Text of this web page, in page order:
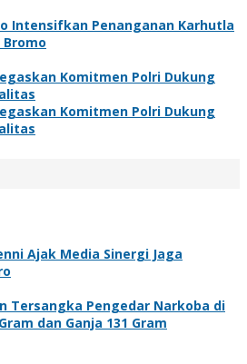
Intensifkan Penanganan Karhutla
Komitmen Polri Dukung
Komitmen Polri Dukung
Ajak Media Sinergi Jaga
Tersangka Pengedar Narkoba di
dan Ganja 131 Gram